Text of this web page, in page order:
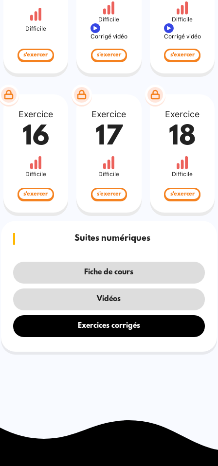
Difficile
s'exercer
Difficile
Corrigé vidéo
s'exercer
Difficile
Corrigé vidéo
s'exercer
Exercice
16
Difficile
s'exercer
Exercice
17
Difficile
s'exercer
Exercice
18
Difficile
s'exercer
Suites numériques
Fiche de cours
Vidéos
Exercices corrigés